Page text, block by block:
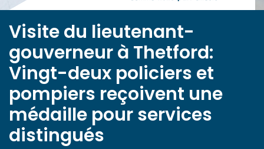
Visite du lieutenant-
gouverneur à Thetford:
Vingt-deux policiers et
pompiers reçoivent une
médaille pour services
distingués